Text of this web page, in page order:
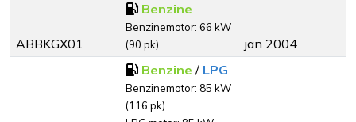
ABBKGX01
Benzine
Benzinemotor: 66 kW
(90 pk)
jan 2004
Benzine / LPG
Benzinemotor: 85 kW
(116 pk)